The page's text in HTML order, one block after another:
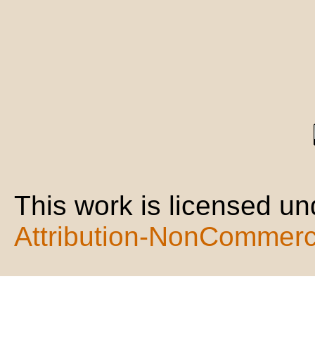
This work is licensed
Attribution-